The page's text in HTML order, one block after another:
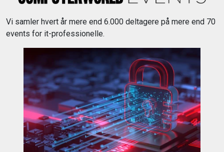
Vi samler hvert år mere end 6.000 deltagere på mere end 70
events for it-professionelle.